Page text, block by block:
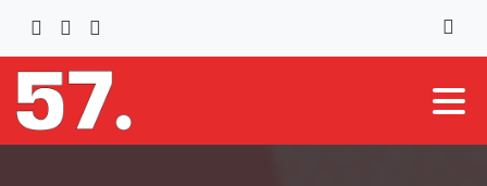
content